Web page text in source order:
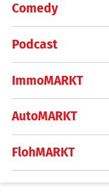
Comedy
Podcast
ImmoMARKT
AutoMARKT
FlohMARKT